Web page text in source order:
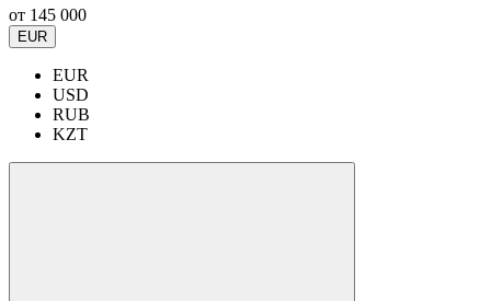
от 145 000
EUR
EUR
USD
RUB
KZT